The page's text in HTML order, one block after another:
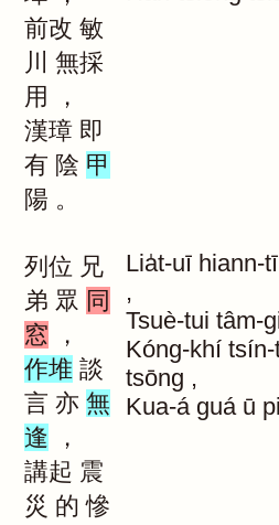
前改 敏
川
無採
用
，
漢璋 即
有 陰 甲
陽 。
列位 兄
弟 眾 同
窓
，
作堆 談
言 亦 無
逢
，
講起 震
災 的 慘
Lia̍t-uī hiann-tī
,
Tsuè-tui tâm-
Kóng-khí
tsōng ,
Kua-á guá ū